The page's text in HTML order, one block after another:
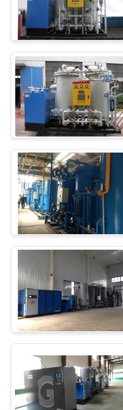
Cracker
metanolo
pila a